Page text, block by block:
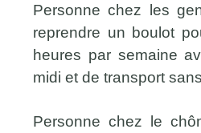
Personne chez les
reprendre un boulot
heures par semaine
midi et de transport
Personne chez le